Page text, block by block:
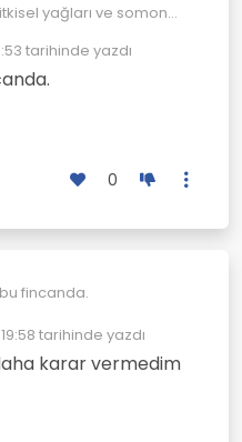
yağları ve somon
bir plastik
bejlnt0
tarihinde yazdı
0
fincanda.
tarihinde yazdı
karar vermedim